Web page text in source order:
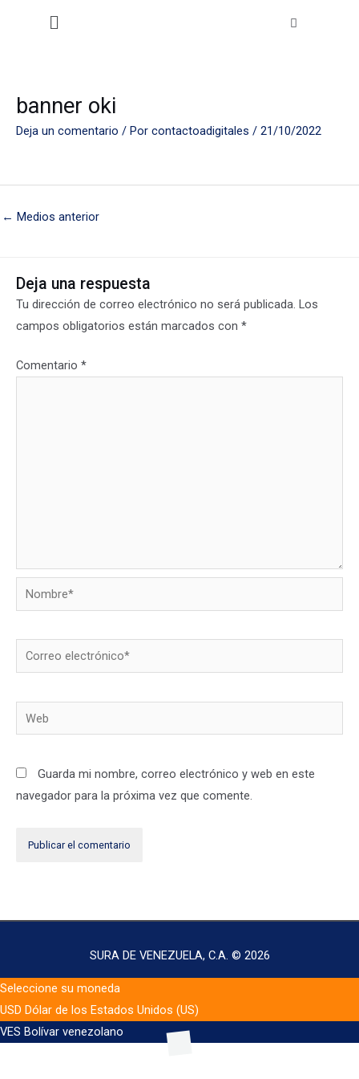
Menú
banner oki
Deja un comentario / Por contactoadigitales / 21/10/2022
← Medios anterior
Deja una respuesta
Tu dirección de correo electrónico no será publicada. Los
campos obligatorios están marcados con *
Comentario *
Nombre*
Correo
electrónico*
Web
Guarda mi nombre, correo electrónico y web en este
navegador para la próxima vez que comente.
SURA DE VENEZUELA, C.A. © 2026
Seleccione su moneda
USD Dólar de los Estados Unidos (US)
VES Bolívar venezolano